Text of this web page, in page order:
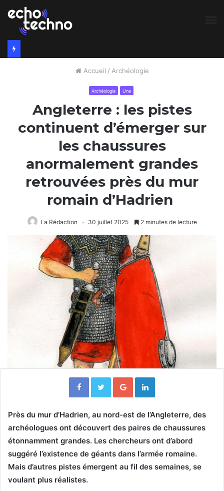
Accueil / Archéologie
Archéologie Une
Angleterre : les pistes
continuent d’émerger sur
les chaussures
anormalement grandes
retrouvées près du mur
romain d’Hadrien
La Rédaction 30 juillet 2025 2 minutes de lecture
FacebookTwitterGoogle+Linkedin
Près du mur d’Hadrien, au nord-est de l’Angleterre, des
archéologues ont découvert des paires de chaussures
étonnamment grandes. Les chercheurs ont d’abord
suggéré l’existence de géants dans l’armée romaine.
Mais d’autres pistes émergent au fil des semaines, se
voulant plus réalistes.